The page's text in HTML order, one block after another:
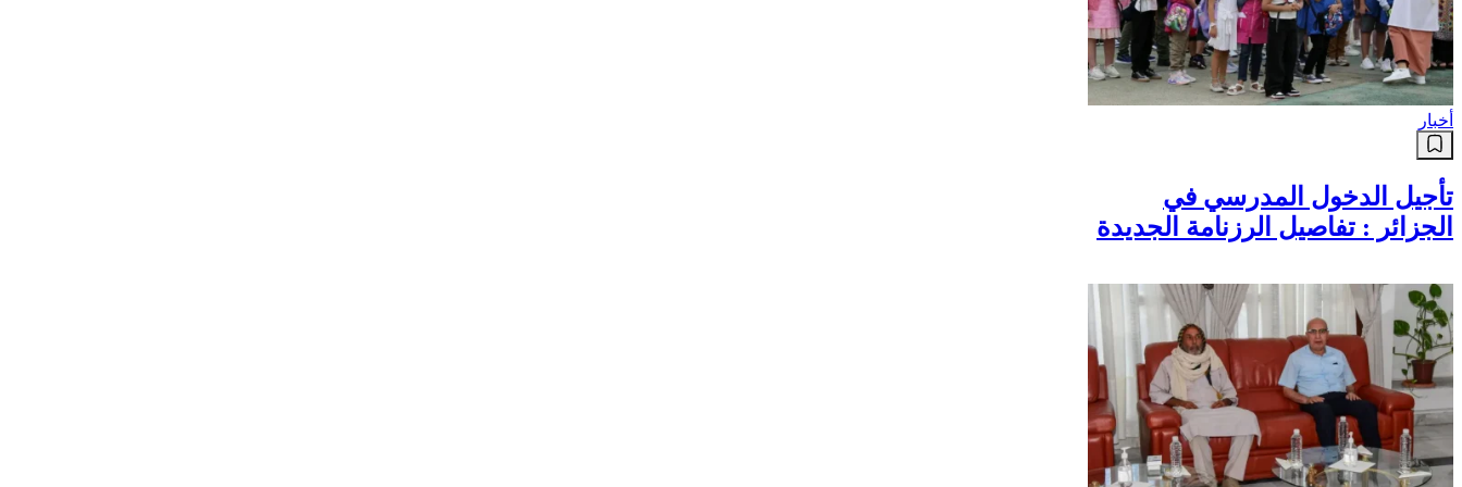
أخبار
تأجيل الدخول المدرسي في
الجزائر : تفاصيل الرزنامة الجديدة